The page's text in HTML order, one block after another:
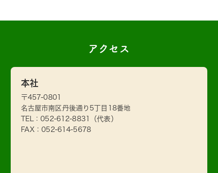
アクセス
本社
〒457-0801
名古屋市南区丹後通り5丁目18番地
TEL：052-612-8831
（代表）
FAX：052-614-5678